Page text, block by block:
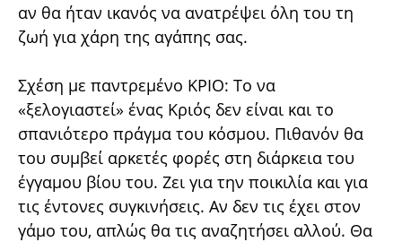
αν θα ήταν ικανός να ανατρέψει όλη του τη
ζωή για χάρη της αγάπης σας.
Σχέση με παντρεμένο ΚΡΙΟ: Το να
«ξελογιαστεί» ένας Κριός δεν είναι και το
σπανιότερο πράγμα του κόσμου. Πιθανόν θα
του συμβεί αρκετές φορές στη διάρκεια του
έγγαμου βίου του. Ζει για την ποικιλία και για
τις έντονες συγκινήσεις. Αν δεν τις έχει στον
γάμο του, απλώς θα τις αναζητήσει αλλού. Θα